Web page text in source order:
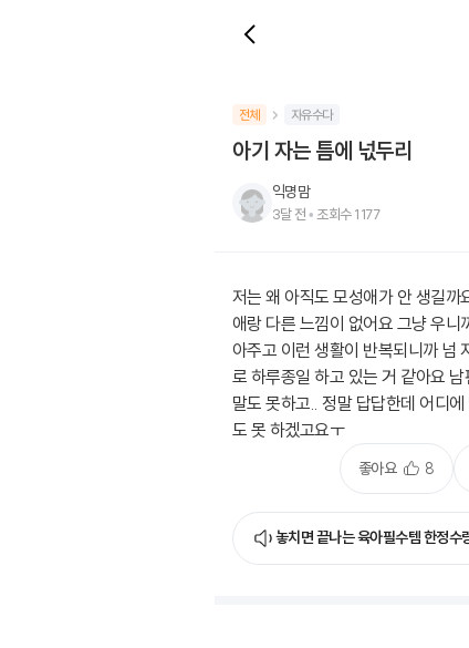
전체 자유수다
아기 자는 틈에 넋두리
익명맘
3달 전 • 조회수1177
저는 왜 아직도 모성애가 안 생길까
애랑 다른 느낌이 없어요 그냥 우니
아주고 이런 생활이 반복되니까 넘
로 하루종일 하고 있는 거 같아요
말도 못하고.. 정말 답답한데 어디
도 못 하겠고요ㅜ
좋아요 8
놓치면 끝나는 육아필수템 한정수